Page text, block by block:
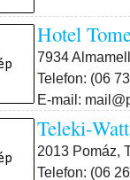
Hotel
7934
Telefon: (06
E-mail:
Teleki-
2013 Pomáz,
Telefon: (06